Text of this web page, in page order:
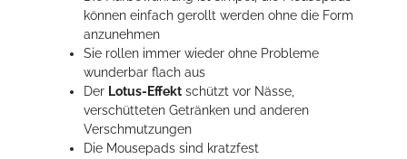
können einfach gerollt werden ohne die Form
anzunehmen
Sie rollen immer wieder ohne Probleme
wunderbar flach aus
Der Lotus-Effekt schützt vor Nässe,
verschütteten Getränken und anderen
Verschmutzungen
Die Mousepads sind kratzfest